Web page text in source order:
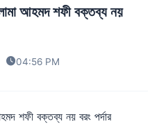
আহমদ শফী বক্তব্য নয়
04:56 PM
শফী বক্তব্য নয় বরং পর্দার